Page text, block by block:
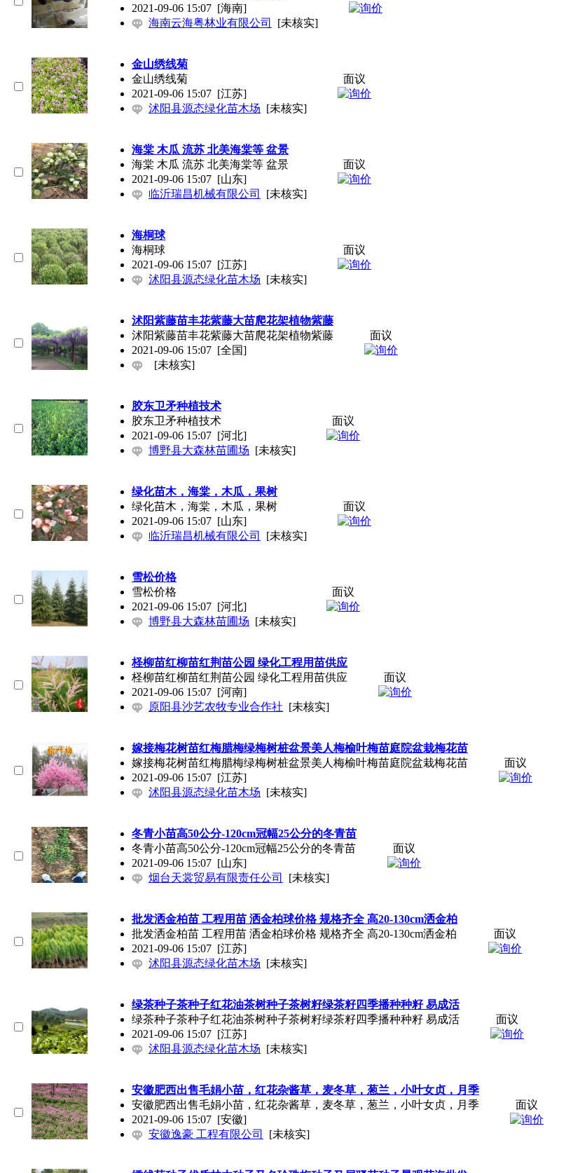
2021-09-06 15:07 [海南]
海南云海粤林业有限公司
[未核实]
金山绣线菊
金山绣线菊
2021-09-06 15:07 [江苏]
沭阳县源态绿化苗木场 [未核实]
面议
海棠 木瓜 流苏 北美海棠等 盆景
海棠 木瓜 流苏 北美海棠等 盆景
2021-09-06 15:07 [山东]
临沂瑞昌机械有限公司
[未核实]
面议
海桐球
海桐球
2021-09-06 15:07 [江苏]
沭阳县源态绿化苗木场 [未核实]
面议
沭阳紫藤苗丰花紫藤大苗爬花架植物紫藤
沭阳紫藤苗丰花紫藤大苗爬花架植物紫藤
2021-09-06 15:07 [全国]
[未核实]
面议
胶东卫矛种植技术
胶东卫矛种植技术
2021-09-06 15:07 [河北]
博野县大森林苗圃场 [未核实]
面议
绿化苗木，海棠，木瓜，果树
绿化苗木，海棠，木瓜，果树
2021-09-06 15:07 [山东]
临沂瑞昌机械有限公司
[未核实]
面议
雪松价格
雪松价格
2021-09-06 15:07 [河北]
博野县大森林苗圃场 [未核实]
面议
柽柳苗红柳苗红荆苗公园 绿化工程用苗供应
柽柳苗红柳苗红荆苗公园 绿化工程用苗供应
2021-09-06 15:07 [河南]
原阳县沙艺农牧专业合作社 [未核实]
面议
嫁接梅花树苗红梅腊梅绿梅树桩盆景美人梅榆叶梅苗庭院盆栽梅花苗
嫁接梅花树苗红梅腊梅绿梅树桩盆景美人梅榆叶梅苗庭院盆栽梅花苗
2021-09-06 15:07 [江苏]
沭阳县源态绿化苗木场 [未核实]
面议
冬青小苗高50公分-120cm冠幅25公分的冬青苗
冬青小苗高50公分-120cm冠幅25公分的冬青苗
2021-09-06 15:07 [山东]
烟台天裳贸易有限责任公司
[未核实]
面议
批发洒金柏苗 工程用苗 洒金柏球价格 规格齐全 高20-130cm洒金柏
批发洒金柏苗 工程用苗 洒金柏球价格 规格齐全 高20-130cm洒金柏
2021-09-06 15:07 [江苏]
沭阳县源态绿化苗木场 [未核实]
面议
绿茶种子茶种子红花油茶树种子茶树籽绿茶籽四季播种种籽 易成活
绿茶种子茶种子红花油茶树种子茶树籽绿茶籽四季播种种籽 易成活
2021-09-06 15:07 [江苏]
沭阳县源态绿化苗木场 [未核实]
面议
安徽肥西出售毛娟小苗，红花杂酱草，麦冬草，葱兰，小叶女贞，月季
安徽肥西出售毛娟小苗，红花杂酱草，麦冬草，葱兰，小叶女贞，月季
2021-09-06 15:07 [安徽]
安徽逸豪 工程有限公司
[未核实]
面议